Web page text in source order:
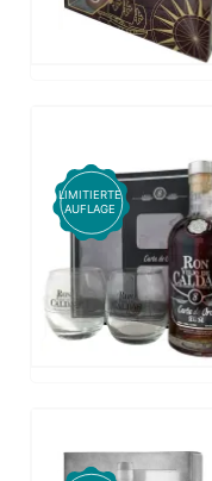
LIMITIERTE
AUFLAGE
Informationen in
lesen, speichern